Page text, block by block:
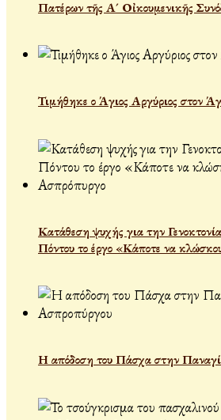
Πατέρων τῆς Α´ Οἰκουμενικῆς
Τιμήθηκε ο Άγιος Αργύριος στον
Κατάθεση ψυχής για την
Πόντου το έργο «Κάποτε να
Η απόδοση του Πάσχα στην